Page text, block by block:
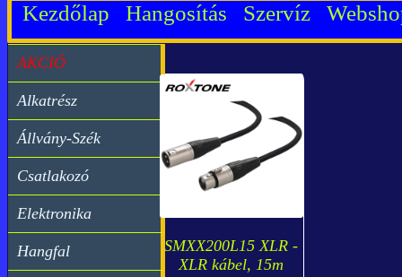
Kezdőlap Hangosítás Szervíz
AKCIÓ
Alkatrész
Állvány-Szék
Csatlakozó
Elektronika
Hangfal
SMXX200L15 XLR -
XLR kábel, 15m